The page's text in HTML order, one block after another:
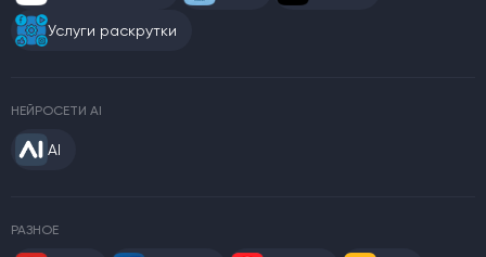
Услуги раскрутки
НЕЙРОСЕТИ AI
AI
РАЗНОЕ